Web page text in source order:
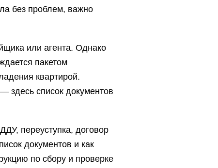
без проблем, важно
или агента. Однако
пакетом
квартирой.
здесь список документов
переуступка, договор
документов и как
по сбору и проверке